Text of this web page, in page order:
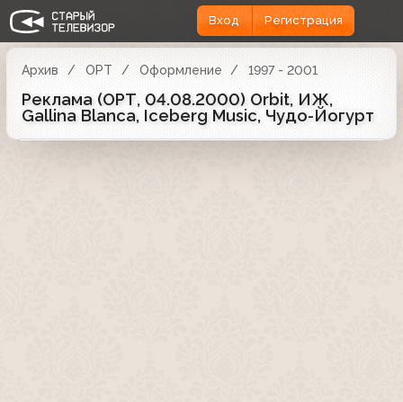
Вход Регистрация
Архив ОРТ Оформление 1997 - 2001
Реклама (ОРТ, 04.08.2000) Orbit, ИЖ,
Gallina Blanca, Iceberg Music, Чудо-Йогурт